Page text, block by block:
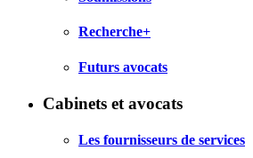
Recherche+
Futurs avocats
Cabinets et avocats
Les fournisseurs de services